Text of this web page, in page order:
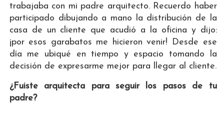
trabajaba con mi padre arquitecto. Recuerdo haber
participado dibujando a mano la distribución de la
casa de un cliente que acudió a la oficina y dijo:
¡por esos garabatos me hicieron venir! Desde ese
día me ubiqué en tiempo y espacio tomando la
decisión de expresarme mejor para llegar al cliente.
¿Fuiste arquitecta para seguir los pasos de tu
padre?